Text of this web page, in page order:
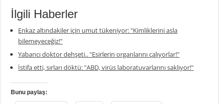
İlgili Haberler
Enkaz altındakiler için umut tükeniyor: "Kimliklerini asla
bilemeyeceğiz!"
Yabancı doktor dehşeti.. "Esirlerin organlarını çalıyorlar!"
İstifa etti, sırları döktü: "ABD, virüs laboratuvarlarını saklıyor!"
Bunu paylaş: